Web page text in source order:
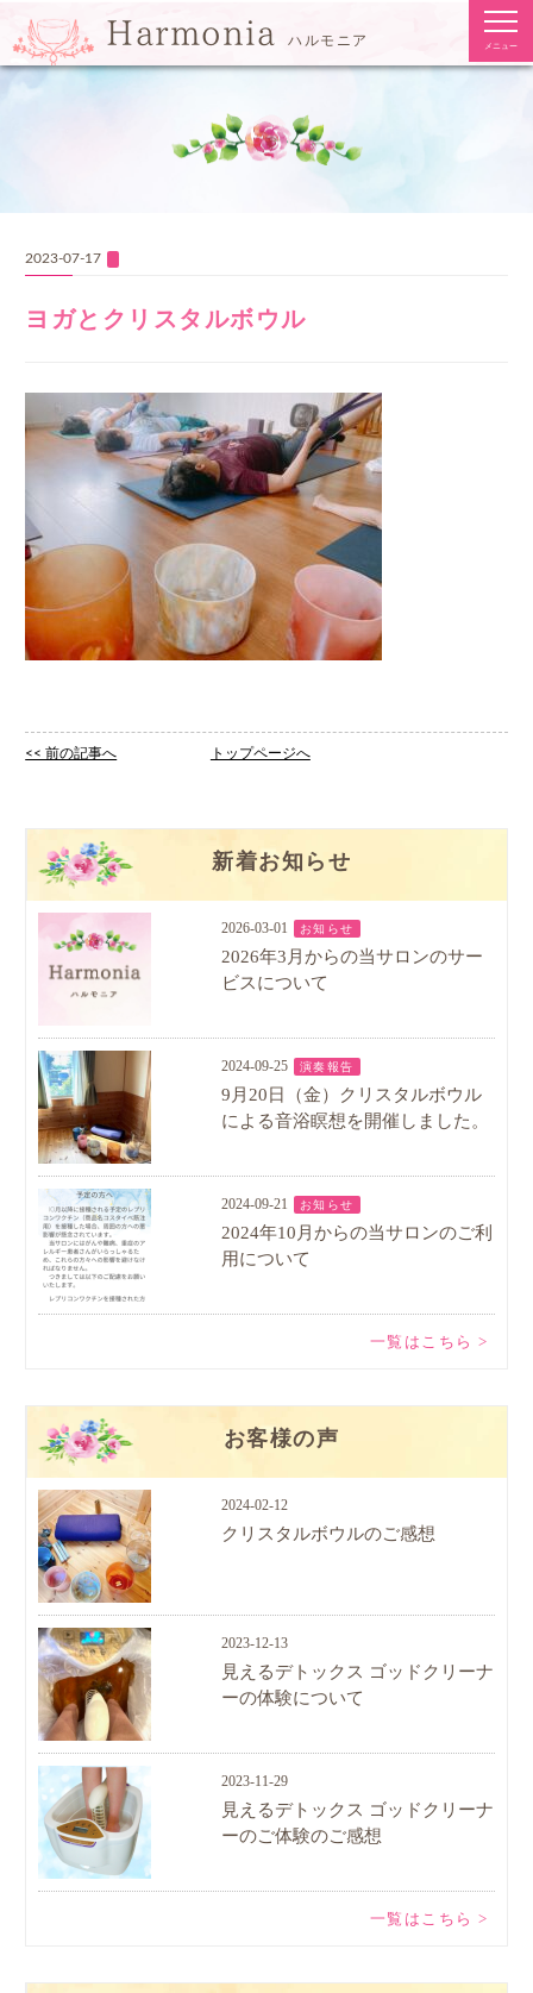
Harmonia ハルモニア メニュー
2023-07-17
ヨガとクリスタルボウル
<< 前の記事へ トップページへ
新着お知らせ
2026-03-01 お知らせ
2026年3月からの当サロンのサー
ビスについて
2024-09-25 演奏報告
9月20日（金）クリスタルボウル
による音浴瞑想を開催しました。
2024-09-21 お知らせ
2024年10月からの当サロンのご利
用について
一覧はこちら >
お客様の声
2024-02-12
クリスタルボウルのご感想
2023-12-13
見えるデトックス ゴッドクリーナ
ーの体験について
2023-11-29
見えるデトックス ゴッドクリーナ
ーのご体験のご感想
一覧はこちら >